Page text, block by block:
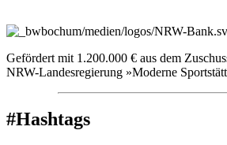
Gefördert mit 1.200.000 € aus dem
NRW-Landesregierung »Moderne
#Hashtags